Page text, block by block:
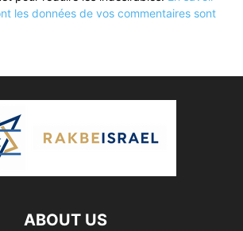
les données de vos commentaires sont
ABOUT US